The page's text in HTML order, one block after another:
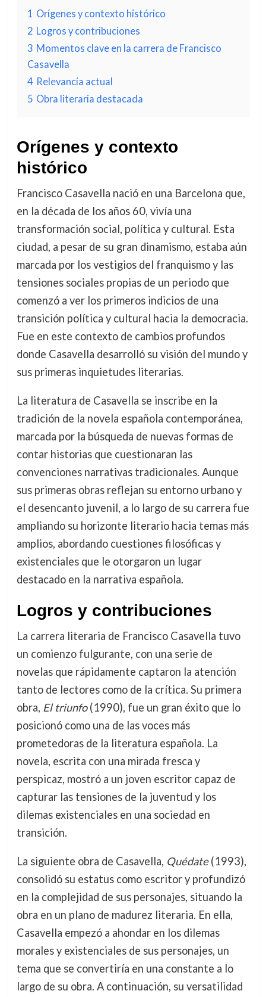
1 Orígenes y contexto histórico
2 Logros y contribuciones
3 Momentos clave en la carrera de Francisco
Casavella
4 Relevancia actual
5 Obra literaria destacada
Orígenes y contexto
histórico
Francisco Casavella nació en una Barcelona que,
en la década de los años 60, vivía una
transformación social, política y cultural. Esta
ciudad, a pesar de su gran dinamismo, estaba aún
marcada por los vestigios del franquismo y las
tensiones sociales propias de un periodo que
comenzó a ver los primeros indicios de una
transición política y cultural hacia la democracia.
Fue en este contexto de cambios profundos
donde Casavella desarrolló su visión del mundo y
sus primeras inquietudes literarias.
La literatura de Casavella se inscribe en la
tradición de la novela española contemporánea,
marcada por la búsqueda de nuevas formas de
contar historias que cuestionaran las
convenciones narrativas tradicionales. Aunque
sus primeras obras reflejan su entorno urbano y
el desencanto juvenil, a lo largo de su carrera fue
ampliando su horizonte literario hacia temas más
amplios, abordando cuestiones filosóficas y
existenciales que le otorgaron un lugar
destacado en la narrativa española.
Logros y contribuciones
La carrera literaria de Francisco Casavella tuvo
un comienzo fulgurante, con una serie de
novelas que rápidamente captaron la atención
tanto de lectores como de la crítica. Su primera
obra, El triunfo(1990), fue un gran éxito que lo
posicionó como una de las voces más
prometedoras de la literatura española. La
novela, escrita con una mirada fresca y
perspicaz, mostró a un joven escritor capaz de
capturar las tensiones de la juventud y los
dilemas existenciales en una sociedad en
transición.
La siguiente obra de Casavella, Quédate(1993),
consolidó su estatus como escritor y profundizó
en la complejidad de sus personajes, situando la
obra en un plano de madurez literaria. En ella,
Casavella empezó a ahondar en los dilemas
morales y existenciales de sus personajes, un
tema que se convertiría en una constante a lo
largo de su obra. A continuación, su versatilidad